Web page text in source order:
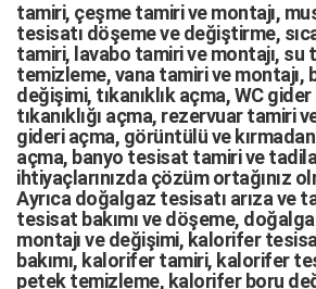
tamiri, çeşme tamirivemontajı,
tesisatı döşemeve değiştirme,
tamiri, lavabo tamirivemontajı, su
temizleme,vana tamirivemontajı,
değişimi, tıkanıklık açma,WC
tıkanıklığı açma, rezervuar tamiri
gideri açma, görüntülü ve
açma, banyo tesisat tamirive
ihtiyaçlarınızda çözüm ortağınız
Ayrıca doğalgaz tesisatı arızave
tesisat bakımıve döşeme,
montajıve değişimi, kalorifer
bakımı, kalorifer tamiri, kalorifer
petek temizleme, kalorifer boru